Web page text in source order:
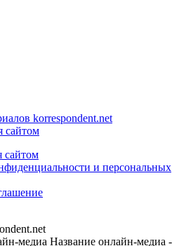
korrespondent.net
сайтом
сайтом
и персональных
медиа Название онлайн-медиа -